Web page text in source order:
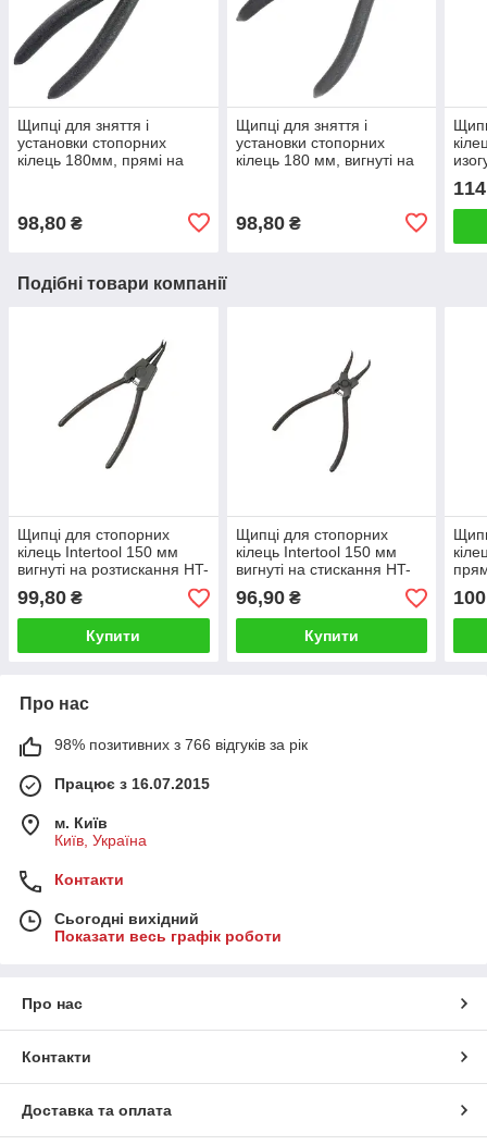
Щипці для зняття і
установки стопорних
кілець 180мм, прямі на
98,80 ₴
Щипці для зняття і
установки стопорних
кілець 180 мм, вигнуті на
98,80₴
114
Подібні товари компанії
Щипці для стопорних
кілець Intertool 150 мм
вигнуті на розтискання HT-
7008
99,80 ₴
Купити
Щипці для стопорних
кілець Intertool 150 мм
вигнуті на стискання HT-
7006
96,90₴
Купити
Про нас
98% позитивних з 766 відгуків за рік
Працює з 16.07.2015
м. Київ
Київ, Україна
Контакти
Сьогодні вихідний
Показати весь графік роботи
Про нас
Контакти
Доставка та оплата